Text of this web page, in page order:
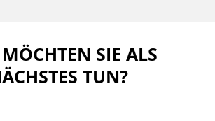
SIE ALS
TUN?